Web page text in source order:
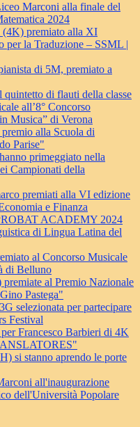
Marconi alla finale del
2024
(4K) premiato alla XI
per la Traduzione – SSML |
di 5M, premiato a
di flauti della classe
all’8° Concorso
Musica” di Verona
alla Scuola di
Parise"
primeggiato nella
Campionati della
premiati alla VI edizione
e Finanza
ACADEMY 2024
di Lingua Latina del
al Concorso Musicale
di Belluno
al Premio Nazionale
Pastega"
selezionata per partecipare
Festival
Francesco Barbieri di 4K
si stanno aprendo le porte
all'inaugurazione
dell'Università Popolare